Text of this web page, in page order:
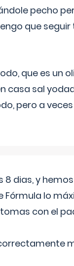
pecho
que
que es un
casa sal
pero a
8 dias, y
Fórmula lo
con el